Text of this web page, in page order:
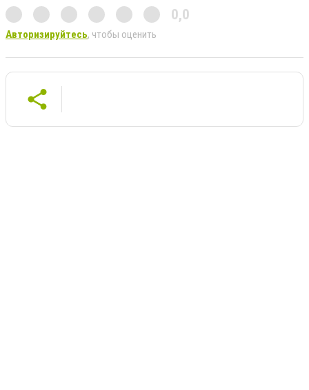
0,0
Авторизируйтесь, чтобы оценить